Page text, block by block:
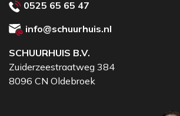
0525 65 65 47
info@schuurhuis.nl
SCHUURHUIS B.V.
Zuiderzeestraatweg 384
8096 CN Oldebroek